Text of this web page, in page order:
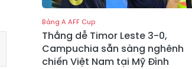
Bảng A AFF Cup
Thắng dễ Timor Leste 3-0,
Campuchia sẵn sàng nghênh
chiến Việt Nam tại Mỹ Đình